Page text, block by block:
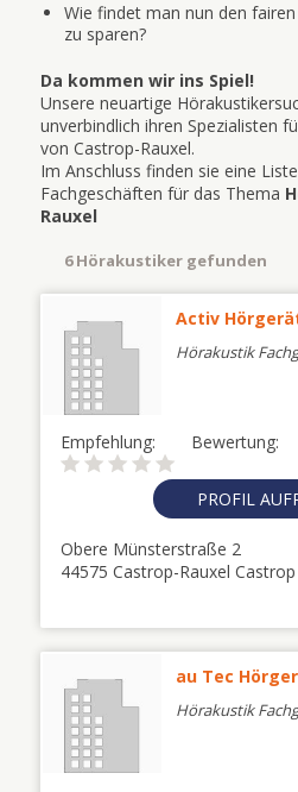
Wie findet man nun den
zu sparen?
Da kommen wir ins Spiel!
Unsere neuartige
unverbindlich ihren Spezialisten
von Castrop-Rauxel.
Im Anschluss finden sie eine
Fachgeschäften für das Thema
Rauxel
6 Hörakustiker gefunden
Activ
Hörakustik
Empfehlung: Bewertung:
PROFIL
Obere Münsterstraße 2
44575 Castrop-Rauxel Castrop
au Tec
Hörakustik